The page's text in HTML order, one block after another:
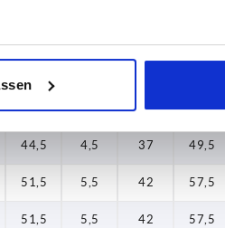
H H1 H2 H4
44,5 4,5 37 49,5
44,5 4,5 37 49,5
51,5 5,5 42 57,5
51,5 5,5 42 57,5